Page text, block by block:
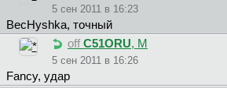
5 сен 2011 в 16:23
BecHyshka, точный
off C51ORU, М
5 сен 2011 в 16:26
Fancy, удар